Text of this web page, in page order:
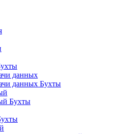
данных
данных Бухты
Бухты